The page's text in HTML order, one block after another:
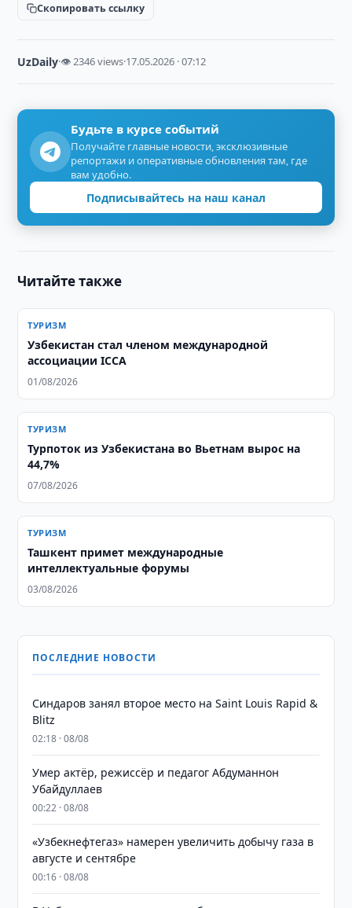
Скопировать ссылку
UzDaily·👁 2346 views·17.05.2026 · 07:12
Будьте в курсе событий
Получайте главные новости, эксклюзивные
репортажи и оперативные обновления там, где
вам удобно.
Подписывайтесь на наш канал
Читайте также
ТУРИЗМ
Узбекистан стал членом международной
ассоциации ICCA
01/08/2026
ТУРИЗМ
Турпоток из Узбекистана во Вьетнам вырос на
44,7%
07/08/2026
ТУРИЗМ
Ташкент примет международные
интеллектуальные форумы
03/08/2026
ПОСЛЕДНИЕ НОВОСТИ
Синдаров занял второе место на Saint Louis Rapid &
Blitz
02:18 · 08/08
Умер актёр, режиссёр и педагог Абдуманнон
Убайдуллаев
00:22 · 08/08
«Узбекнефтегаз» намерен увеличить добычу газа в
августе и сентябре
00:16 · 08/08